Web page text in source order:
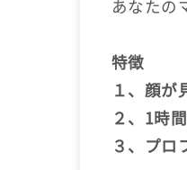
あなたの
特徴
１、顔が
２、1時
３、プロ